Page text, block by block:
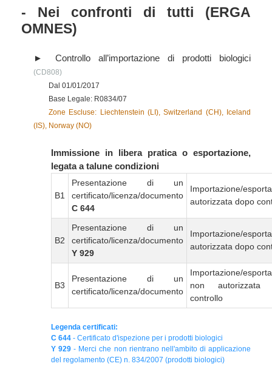
- Nei confronti di tutti (ERGA
OMNES)
Controllo all’importazione di prodotti biologici
(CD808)
Dal 01/01/2017
Base Legale: R0834/07
Zone Escluse: Liechtenstein (LI), Switzerland (CH), Iceland
(IS), Norway (NO)
Immissione in libera pratica o esportazione,
legata a talune condizioni
B1
Presentazione di un
certificato/licenza/documento
C 644
Importazione/
autorizzata dopo
B2
Presentazione di un
certificato/licenza/documento
Y 929
Importazione/
autorizzata dopo
B3
Presentazione di un
certificato/licenza/documento
Importazione/
non autorizzata
controllo
Legenda certificati:
C 644 - Certificato d'ispezione per i prodotti biologici
Y 929 - Merci che non rientrano nell'ambito di applicazione
del regolamento (CE) n. 834/2007 (prodotti biologici)